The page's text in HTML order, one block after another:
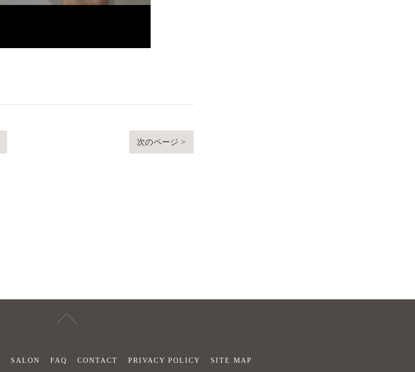
次のページ >
SALON FAQ CONTACT PRIVACY POLICY SITE MAP